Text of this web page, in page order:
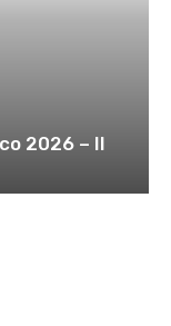
2026 – Il